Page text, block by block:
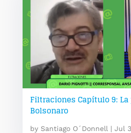
Filtraciones Capítulo 9:
Bolsonaro
by Santiago O´Donnell | Jul